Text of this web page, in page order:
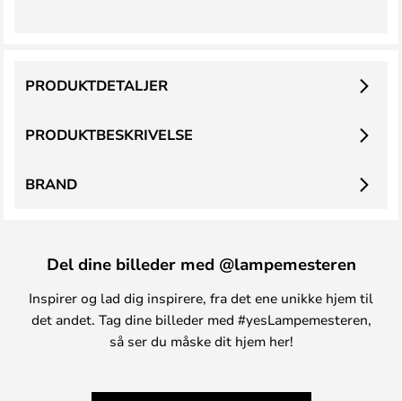
PRODUKTBESKRIVELSE
PRODUKTDETALJER
BRAND
Del dine billeder med @lampemesteren
Inspirer og lad dig inspirere, fra det ene unikke hjem til
det andet. Tag dine billeder med #yesLampemesteren,
så ser du måske dit hjem her!